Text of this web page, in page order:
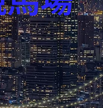
芸能界
社会